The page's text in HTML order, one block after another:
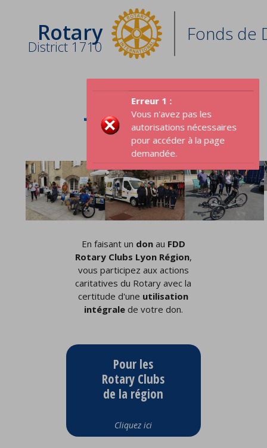
Erreur 1 :
Vous n'avez pas les
autorisations nécessaires
pour accéder à la page
demandée.
Rotary
District 1710
Fonds de
JE DONNE
En faisant un donau FDD
Rotary Clubs Lyon Région,
vous participez aux actions
caritatives du Rotary avec la
certitude d'une utilisation
intégralede votre don.
Pour les
Rotary Clubs
de la région
Cliquez ici